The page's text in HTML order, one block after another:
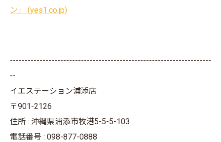
ン」 (yes1.co.jp)
--------------------------------------------------------------------
--
イエステーション浦添店
〒901-2126
住所 : 沖縄県浦添市牧港5-5-5-103
電話番号 : 098-877-0888